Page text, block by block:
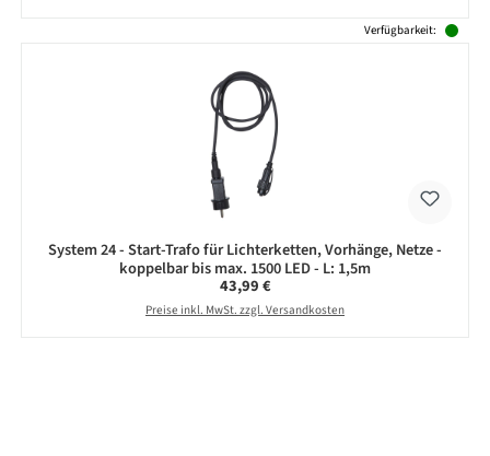
Verfügbarkeit:
System 24 - Start-Trafo für Lichterketten, Vorhänge, Netze -
koppelbar bis max. 1500 LED - L: 1,5m
Regulärer Preis:
43,99 €
Preise inkl. MwSt. zzgl. Versandkosten